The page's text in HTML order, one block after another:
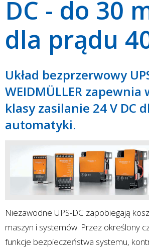
DC - do 30
dla prądu
Układ bezprzerwowy
WEIDMÜLLER zapewnia
klasy zasilanie 24 V DC
automatyki.
Niezawodne UPS-DC zapobiegają
maszyn i systemów. Przez określony
funkcje bezpieczeństwa systemu,